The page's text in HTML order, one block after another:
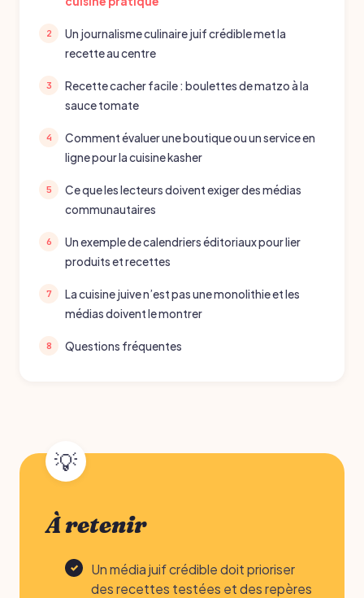
Un journalisme culinaire juif crédible met la
recette au centre
Recette cacher facile : boulettes de matzo à la
sauce tomate
Comment évaluer une boutique ou un service en
ligne pour la cuisine kasher
Ce que les lecteurs doivent exiger des médias
communautaires
Un exemple de calendriers éditoriaux pour lier
produits et recettes
La cuisine juive n’est pas une monolithie et les
médias doivent le montrer
Questions fréquentes
À retenir
Un média juif crédible doit prioriser
des recettes testées et des repères